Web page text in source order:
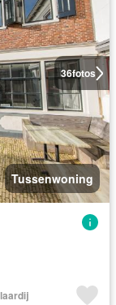
36fotos
Tussenwoning